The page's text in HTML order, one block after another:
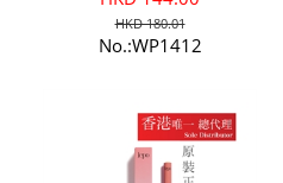
HKD 180.01
No.:WP1412